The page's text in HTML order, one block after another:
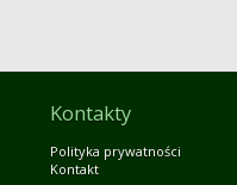
Kontakty
Polityka prywatności
Kontakt